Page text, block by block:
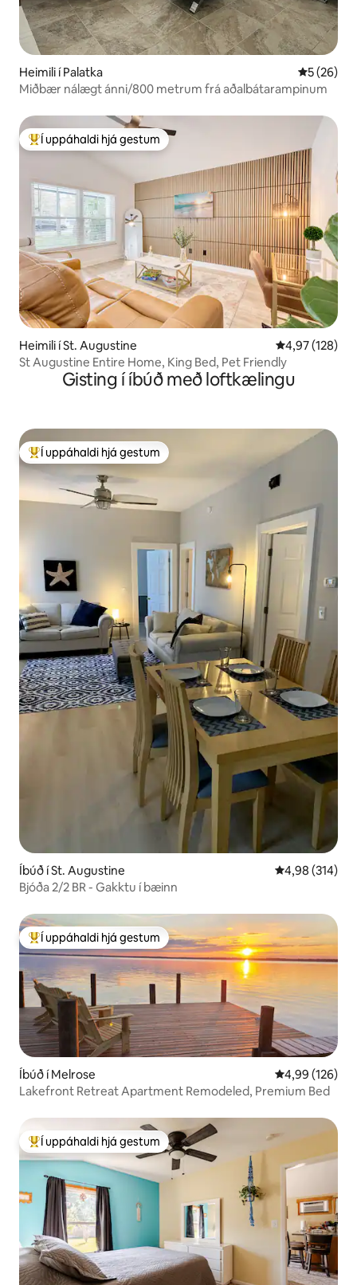
Heimili í Palatka 5 af 5 í
5 (26)
Miðbær nálægt ánni/800 metrum frá aðalbátarampinum
Í mestu uppáhaldi hjá gestum
Í uppáhaldi hjá gestum
Heimili í St. Augustine 4,97 af 5 í
4,97 (128)
St Augustine Entire Home, King Bed, Pet Friendly
Gisting í íbúð með loftkælingu
Í mestu uppáhaldi hjá gestum
Í uppáhaldi hjá gestum
Íbúð í St. Augustine 4,98 af 5 í
4,98 (314)
Bjóða 2/2 BR - Gakktu í bæinn
Í mestu uppáhaldi hjá gestum
Í uppáhaldi hjá gestum
Íbúð í Melrose 4,99 af 5 í
4,99 (126)
Lakefront Retreat Apartment Remodeled, Premium Bed
Í mestu uppáhaldi hjá gestum
Í uppáhaldi hjá gestum